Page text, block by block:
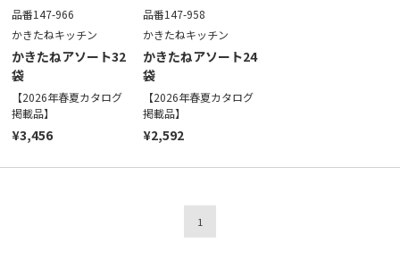
品番147-966
かきたねキッチン
かきたねアソート32
袋
【2026年春夏カタログ
掲載品】
¥3,456
品番147-958
かきたねキッチン
かきたねアソート24
袋
【2026年春夏カタログ
掲載品】
¥2,592
1